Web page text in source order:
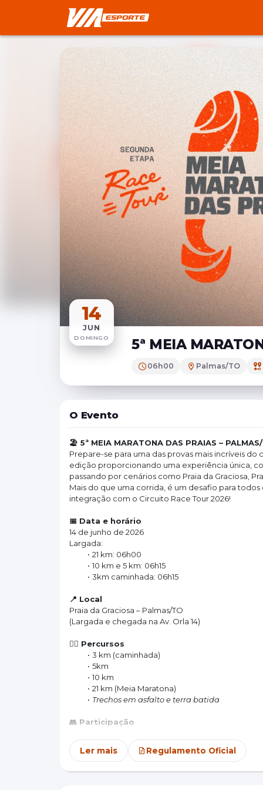
14
JUN
DOMINGO 5ª MEIA
06h00 Palmas/TO
O Evento
🏖️ 5ª MEIA MARATONA DAS PRAIAS –
Prepare-se para uma das provas mais incríveis do
edição proporcionando uma experiência única,
passando por cenários como Praia da Graciosa,
Mais do que uma corrida, é um desafio para
integração com o Circuito Race Tour 2026!
📅 Data e horário
14 de junho de 2026
Largada:
21 km: 06h00
10 km e 5 km: 06h15
3km caminhada: 06h15
📍 Local
Praia da Graciosa – Palmas/TO
(Largada e chegada na Av. Orla 14)
🏃‍♀️ Percursos
3 km (caminhada)
5km
10 km
21 km (Meia Maratona)
Trechos em asfalto e terra batida
👥 Participação
5 km: a partir de 14 anos
10 km: a partir de 16 anos
Ler mais Regulamento Oficial